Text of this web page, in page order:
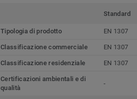
Standard
Tipologia di prodotto EN 1307
Classificazione commerciale EN 1307
Classificazione residenziale EN 1307
Certificazioni ambientali e di
qualità
-